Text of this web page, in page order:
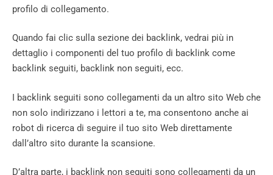
profilo di collegamento.
Quando fai clic sulla sezione dei backlink, vedrai più in
dettaglio i componenti del tuo profilo di backlink come
backlink seguiti, backlink non seguiti, ecc.
I backlink seguiti sono collegamenti da un altro sito Web che
non solo indirizzano i lettori a te, ma consentono anche ai
robot di ricerca di seguire il tuo sito Web direttamente
dall’altro sito durante la scansione.
D’altra parte, i backlink non seguiti sono collegamenti da un